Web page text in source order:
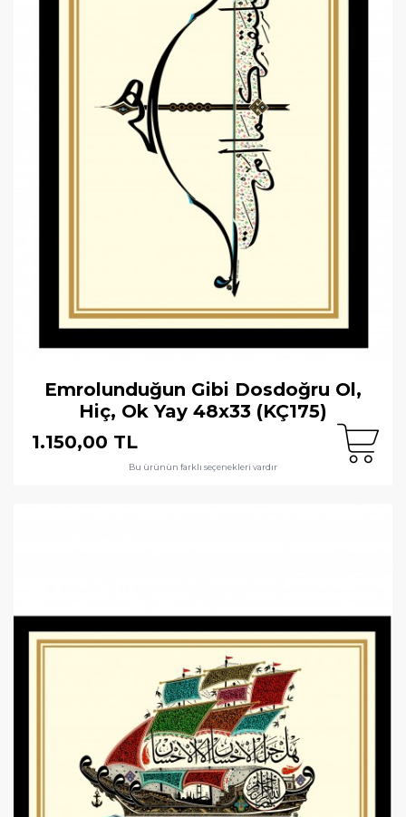
Emrolunduğun Gibi Dosdoğru Ol,
Hiç, Ok Yay 48x33 (KÇ175)
1.150,00 TL
Bu ürünün farklı seçenekleri vardır